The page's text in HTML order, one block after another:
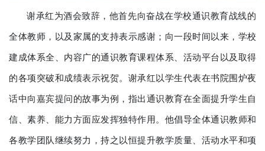
谢承红为酒会致辞，他首先向奋战在学校通识教育战线的
全体教师，以及家属的支持表示感谢；向一段时间以来，学校
建成体系全、内容广的通识教育课程体系、活动平台以及取得
的各项突破和成绩表示祝贺。谢承红以学生代表在书院围炉夜
话中向嘉宾提问的故事为例，指出通识教育在全面提升学生自
信、素养、能力方面应发挥独特作用。他倡导全体通识教师和
各教学团队继续努力，持之以恒提升教学质量、活动水平和项